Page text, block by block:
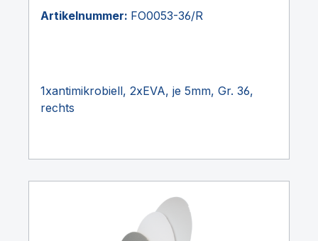
Artikelnummer: FO0053-36/R
1xantimikrobiell, 2xEVA, je 5mm, Gr. 36,
rechts